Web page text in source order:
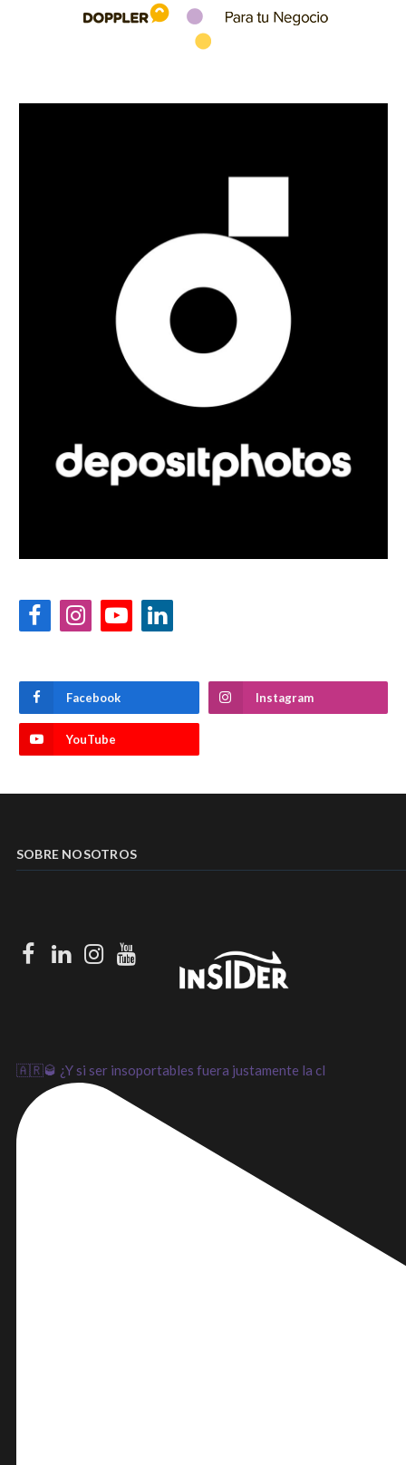
FacebookInstagramYouTubeLinkedIn
Facebook Instagram
YouTube
SOBRE NOSOTROS
Facebook
LinkedInInstagram
Youtube
🇦🇷🥃 ¿Y si ser insoportables fuera justamente la cl